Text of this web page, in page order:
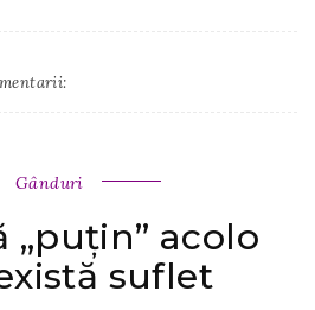
Gânduri
„puțin” acolo
suflet